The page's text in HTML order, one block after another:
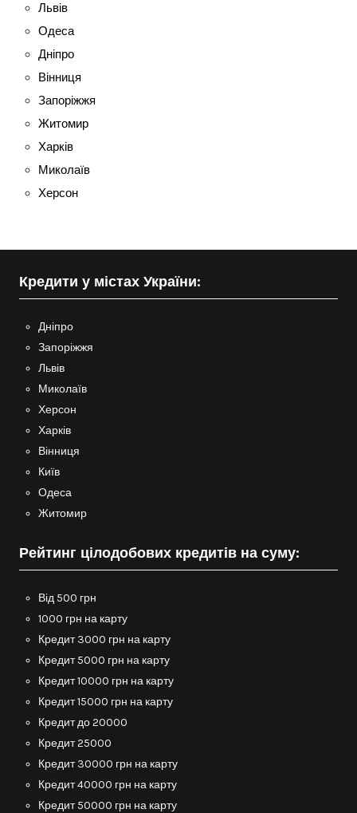
Львів
Одеса
Дніпро
Вінниця
Запоріжжя
Житомир
Харків
Миколаїв
Херсон
Кредити у містах України:
Дніпро
Запоріжжя
Львів
Миколаїв
Херсон
Харків
Вінниця
Київ
Одеса
Житомир
Рейтинг цілодобових кредитів на суму:
Від 500 грн
1000 грн на карту
Кредит 3000 грн на карту
Кредит 5000 грн на карту
Кредит 10000 грн на карту
Кредит 15000 грн на карту
Кредит до 20000
Кредит 25000
Кредит 30000 грн на карту
Кредит 40000 грн на карту
Кредит 50000 грн на карту